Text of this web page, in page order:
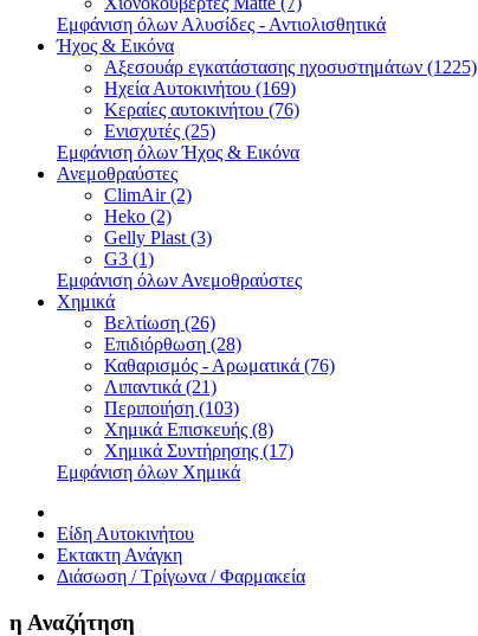
Εμφάνιση όλων Αλυσίδες - Αντιολισθητικά
Ήχος & Εικόνα
Αξεσουάρ εγκατάστασης ηχοσυστημάτων (1225)
Ηχεία Αυτοκινήτου (169)
Κεραίες αυτοκινήτου (76)
Ενισχυτές (25)
Εμφάνιση όλων Ήχος & Εικόνα
Ανεμοθραύστες
ClimAir (2)
Heko (2)
Gelly Plast (3)
G3 (1)
Εμφάνιση όλων Ανεμοθραύστες
Χημικά
Βελτίωση (26)
Επιδιόρθωση (28)
Καθαρισμός - Αρωματικά (76)
Λιπαντικά (21)
Περιποιήση (103)
Χημικά Επισκευής (8)
Χημικά Συντήρησης (17)
Εμφάνιση όλων Χημικά
Είδη Αυτοκινήτου
Εκτακτη Ανάγκη
Διάσωση / Τρίγωνα / Φαρμακεία
η Αναζήτηση